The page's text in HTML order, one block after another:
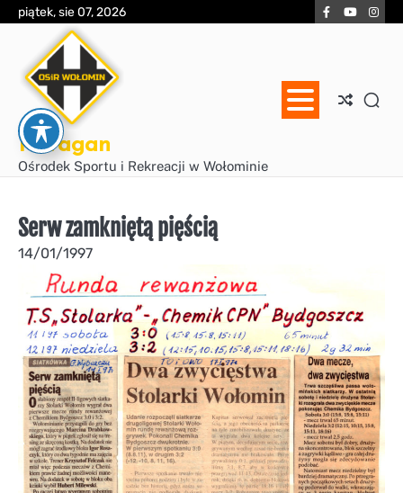
Skip
content
piątek, sie 07, 2026 Facebook
YouTube
Huragan
Ośrodek Sportu i Rekreacji w Wołominie
Serw zamkniętą pięścią
14/01/1997